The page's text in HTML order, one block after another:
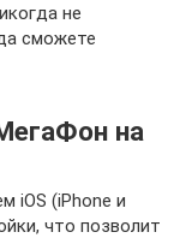
не
сможете
на
iOS (iPhone и
что позволит